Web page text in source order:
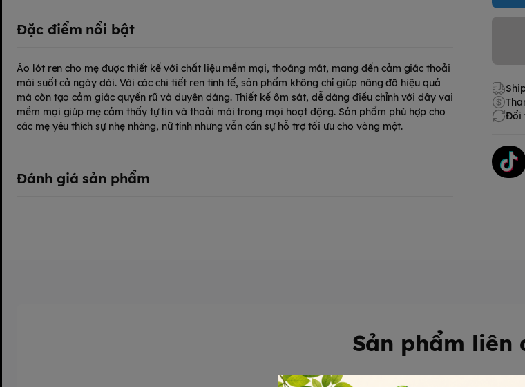
Đổi
Đặc điểm nổi bật
Áo lót ren cho mẹ được thiết kế với chất liệu mềm mại, thoáng mát, mang đến cảm giác thoải
mái suốt cả ngày dài. Với các chi tiết ren tinh tế, sản phẩm không chỉ giúp nâng đỡ hiệu quả
mà còn tạo cảm giác quyến rũ và duyên dáng. Thiết kế ôm sát, dễ dàng điều chỉnh với dây vai
mềm mại giúp mẹ cảm thấy tự tin và thoải mái trong mọi hoạt động. Sản phẩm phù hợp cho
các mẹ yêu thích sự nhẹ nhàng, nữ tính nhưng vẫn cần sự hỗ trợ tối ưu cho vòng một.
Đánh giá sản phẩm
Sản phẩm liên